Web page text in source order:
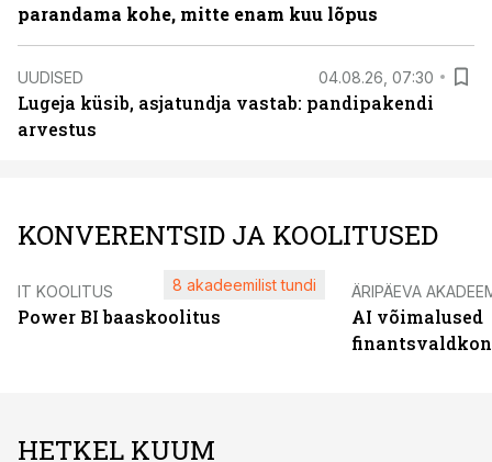
parandama kohe, mitte enam kuu lõpus
UUDISED 04.08.26, 07:30
Lugeja küsib, asjatundja vastab: pandipakendi
arvestus
KONVERENTSID JA KOOLITUSED
IT KOOLITUS
Power BI baaskoolitus
8 akadeemilist tundi ÄRIPÄEVA
AI võimalused
HETKEL KUUM